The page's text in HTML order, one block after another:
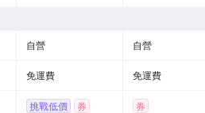
自營 自營
免運費 免運費
挑戰低價 券 券